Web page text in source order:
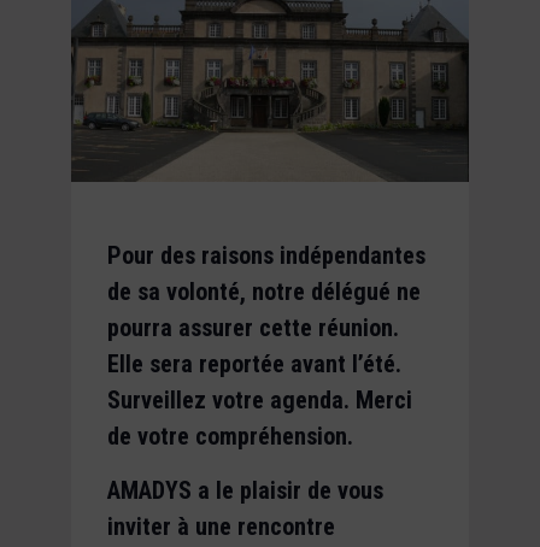
Pour des raisons indépendantes
de sa volonté, notre délégué ne
pourra assurer cette réunion.
Elle sera reportée avant l’été.
Surveillez votre agenda. Merci
de votre compréhension.
AMADYS a le plaisir de vous
inviter à une rencontre